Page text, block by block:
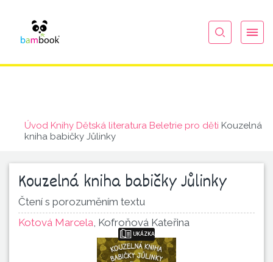
Úvod Knihy Dětská literatura Beletrie pro děti Kouzelná
kniha babičky Jůlinky
Kouzelná kniha babičky Jůlinky
Čtení s porozuměním textu
Kotová Marcela, Kofroňová Kateřina